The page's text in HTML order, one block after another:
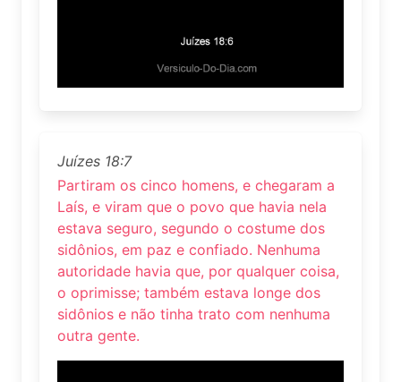
Juízes 18:7
Partiram os cinco homens, e chegaram a
Laís, e viram que o povo que havia nela
estava seguro, segundo o costume dos
sidônios, em paz e confiado. Nenhuma
autoridade havia que, por qualquer coisa,
o oprimisse; também estava longe dos
sidônios e não tinha trato com nenhuma
outra gente.